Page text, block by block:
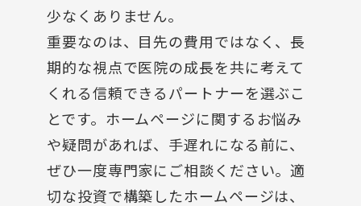
少なくありません。
重要なのは、目先の費用ではなく、長
期的な視点で医院の成長を共に考えて
くれる信頼できるパートナーを選ぶこ
とです。ホームページに関するお悩み
や疑問があれば、手遅れになる前に、
ぜひ一度専門家にご相談ください。適
切な投資で構築したホームページは、